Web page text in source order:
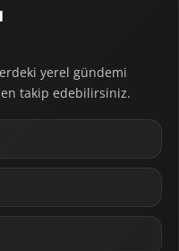
yerel gündemi
takip edebilirsiniz.